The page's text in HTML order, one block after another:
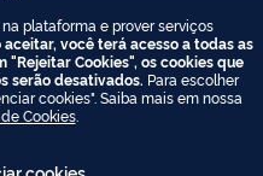
plataforma e prover serviços
aceitar, você terá acesso a todas as
Cookies", os cookies que
serão desativados. Para escolher
cookies". Saiba mais em nossa
Cookies.